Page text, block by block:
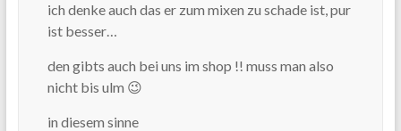
ich denke auch das er zum mixen zu schade ist, pur
ist besser…
den gibts auch bei uns im shop !! muss man also
nicht bis ulm 😉
in diesem sinne